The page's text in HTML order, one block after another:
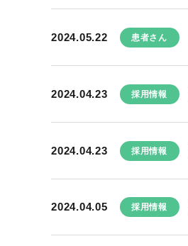
2024.05.22 患者さん
2024.04.23 採用情報
2024.04.23 採用情報
2024.04.05 採用情報